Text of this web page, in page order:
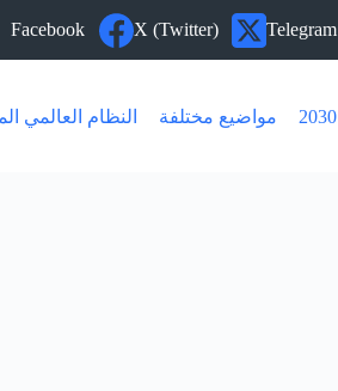
Telegram
X (Twitter)
Facebook
مواضيع مختلفة النظام العالمي